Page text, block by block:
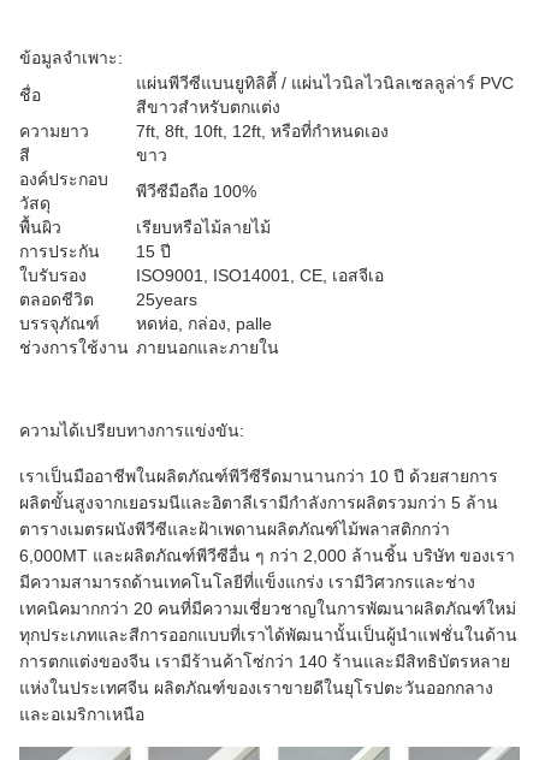
ข้อมูลจำเพาะ:
ชื่อ
แผ่นพีวีซีแบนยูทิลิตี้ / แผ่นไวนิลไวนิลเซลลูล่าร์ PVC
สีขาวสำหรับตกแต่ง
ความยาว
7ft, 8ft, 10ft, 12ft, หรือที่กำหนดเอง
สี
ขาว
องค์ประกอบ
วัสดุ
พีวีซีมือถือ 100%
พื้นผิว
เรียบหรือไม้ลายไม้
การประกัน
15 ปี
ใบรับรอง
ISO9001, ISO14001, CE, เอสจีเอ
ตลอดชีวิต
25years
บรรจุภัณฑ์
หดห่อ, กล่อง, palle
ช่วงการใช้งาน ภายนอกและภายใน
ความได้เปรียบทางการแข่งขัน:
เราเป็นมืออาชีพในผลิตภัณฑ์พีวีซีรีดมานานกว่า 10 ปี ด้วยสายการ
ผลิตขั้นสูงจากเยอรมนีและอิตาลีเรามีกำลังการผลิตรวมกว่า 5 ล้าน
ตารางเมตรผนังพีวีซีและฝ้าเพดานผลิตภัณฑ์ไม้พลาสติกกว่า
6,000MT และผลิตภัณฑ์พีวีซีอื่น ๆ กว่า 2,000 ล้านชิ้น บริษัท ของเรา
มีความสามารถด้านเทคโนโลยีที่แข็งแกร่ง เรามีวิศวกรและช่าง
เทคนิคมากกว่า 20 คนที่มีความเชี่ยวชาญในการพัฒนาผลิตภัณฑ์ใหม่
ทุกประเภทและสีการออกแบบที่เราได้พัฒนานั้นเป็นผู้นำแฟชั่นในด้าน
การตกแต่งของจีน เรามีร้านค้าโซ่กว่า 140 ร้านและมีสิทธิบัตรหลาย
แห่งในประเทศจีน ผลิตภัณฑ์ของเราขายดีในยุโรปตะวันออกกลาง
และอเมริกาเหนือ